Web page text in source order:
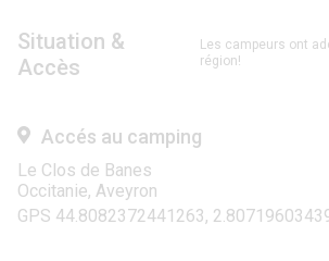
Situation &
Accès
Les campeurs ont
région!
Accés au camping
Le Clos de Banes
Occitanie, Aveyron
GPS 44.8082372441263,